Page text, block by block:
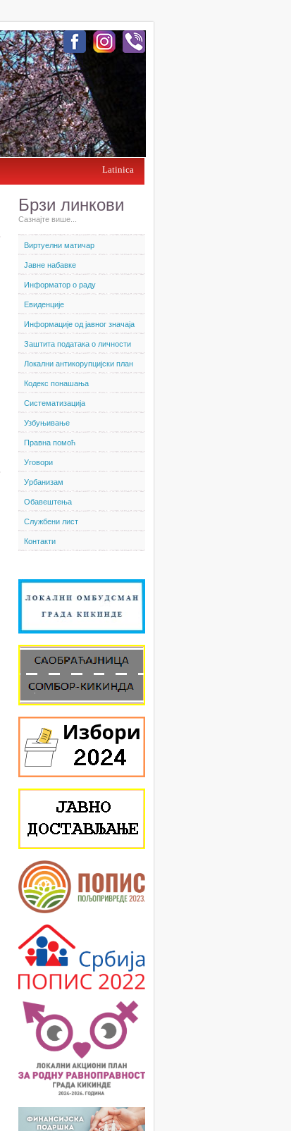
Latinica
Брзи линкови
Сазнајте више...
Виртуелни матичар
Јавне набавке
Информатор о раду
Евиденције
Информације од јавног значаја
Заштита података о личности
Локални антикорупцијски план
Кодекс понашања
Систематизација
Узбуњивање
Правна помоћ
Уговори
Урбанизам
Обавештења
Службени лист
Контакти